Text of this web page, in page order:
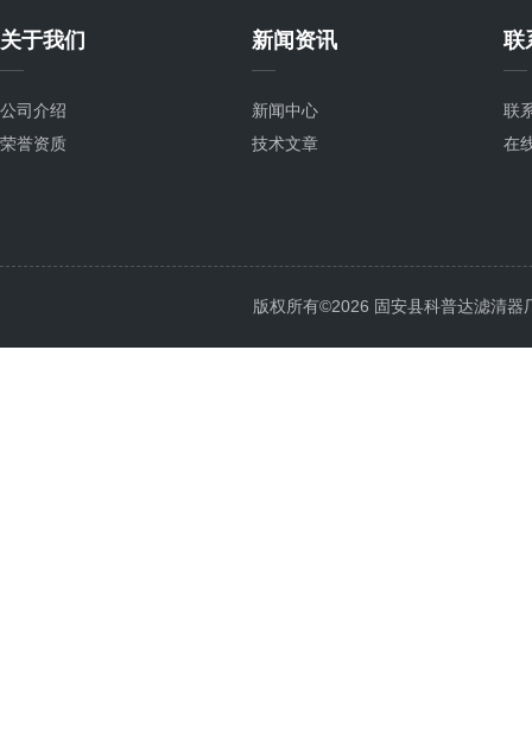
关于我们
公司介绍
荣誉资质
新闻资讯
新闻中心
技术文章
联
联
在
版权所有©2026 固安县科普达滤清